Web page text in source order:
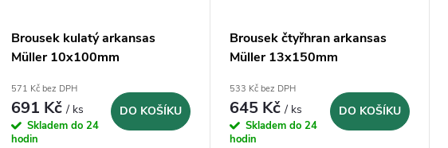
Brousek kulatý arkansas
Müller 10x100mm
571 Kč bez DPH
691 Kč/ ks
Skladem do 24
hodin
DO KOŠÍKU
Brousek čtyřhran arkansas
Müller 13x150mm
533 Kč bez DPH
645 Kč/ ks
Skladem do 24
hodin
DO KOŠÍKU